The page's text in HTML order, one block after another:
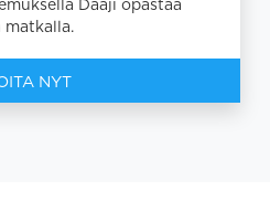
Daaji opastaa
matkalla.
NYT